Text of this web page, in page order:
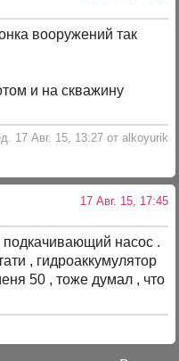
вооружений так
и на скважину
17 Авг. 15, 13:27 от alkoyurik
17 Авг. 15, 17:45
подкачивающий насос .
, гидроаккумулятор
50 , тоже думал , что